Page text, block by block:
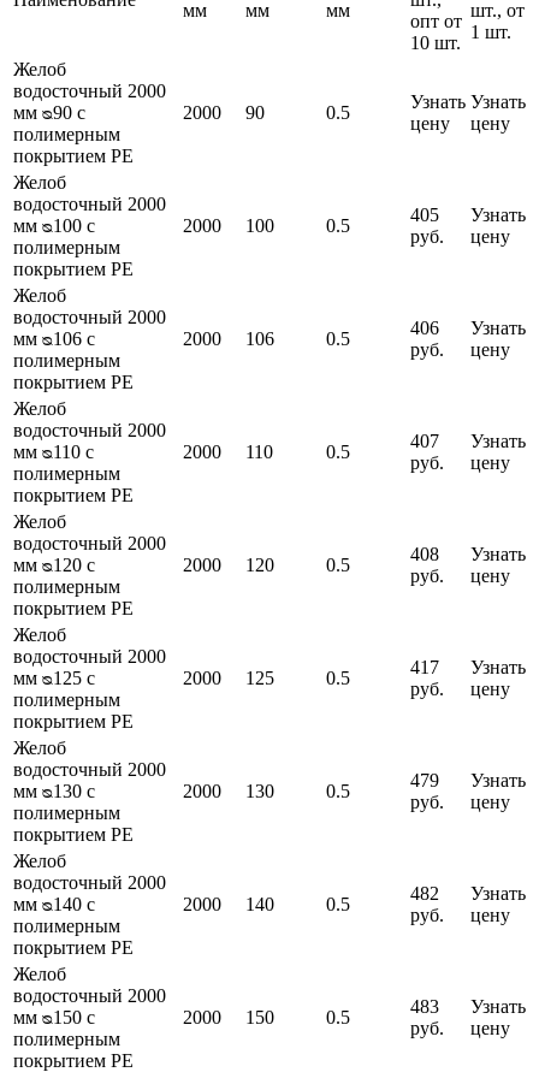
мм мм мм
опт от
10 шт.
шт., от
1 шт.
Желоб
водосточный 2000
мм ᴓ90 с
полимерным
покрытием PE
2000 90 0.5
Узнать
цену
Узнать
цену
Желоб
водосточный 2000
мм ᴓ100 с
полимерным
покрытием PE
2000 100 0.5
405
руб.
Узнать
цену
Желоб
водосточный 2000
мм ᴓ106 с
полимерным
покрытием PE
2000 106 0.5
406
руб.
Узнать
цену
Желоб
водосточный 2000
мм ᴓ110 с
полимерным
покрытием PE
2000 110 0.5
407
руб.
Узнать
цену
Желоб
водосточный 2000
мм ᴓ120 с
полимерным
покрытием PE
2000 120 0.5
408
руб.
Узнать
цену
Желоб
водосточный 2000
мм ᴓ125 с
полимерным
покрытием PE
2000 125 0.5
417
руб.
Узнать
цену
Желоб
водосточный 2000
мм ᴓ130 с
полимерным
покрытием PE
2000 130 0.5
479
руб.
Узнать
цену
Желоб
водосточный 2000
мм ᴓ140 с
полимерным
покрытием PE
2000 140 0.5
482
руб.
Узнать
цену
Желоб
водосточный 2000
мм ᴓ150 с
полимерным
покрытием PE
2000 150 0.5
483
руб.
Узнать
цену